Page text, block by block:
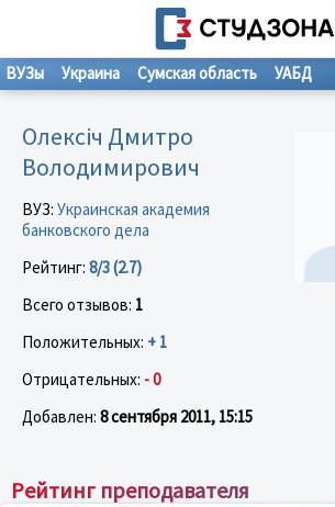
ВУЗы Украина Сумская область УАБД
Олексіч Дмитро
Володимирович
ВУЗ: Украинская академия
банковского дела
Рейтинг: 8/3 (2.7)
Всего отзывов: 1
Положительных: + 1
Отрицательных: - 0
Добавлен: 8 сентября 2011, 15:15
Рейтинг преподавателя